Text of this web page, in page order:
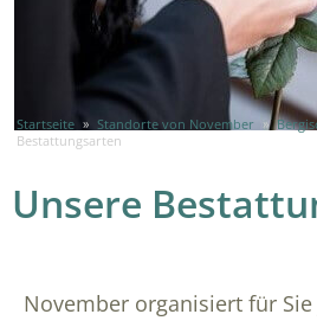
Startseite » Standorte von November »
Bestattungsarten
Unsere
November organisiert für